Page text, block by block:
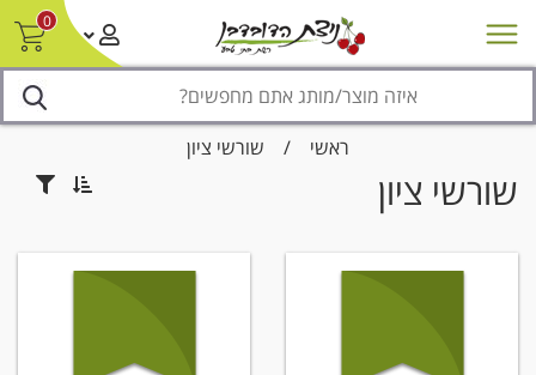
0
מבצעים סניפים צור קשר/ביטול הזמנה
ראשי / שורשי ציון
שורשי ציון